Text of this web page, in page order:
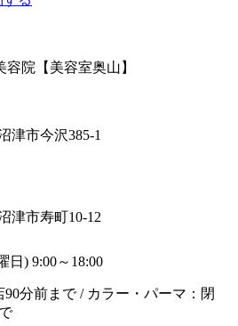
容院【美容室奥山】
津市今沢385-1
津市寿町10-12
日) 9:00～18:00
90分前まで / カラー・パーマ：閉